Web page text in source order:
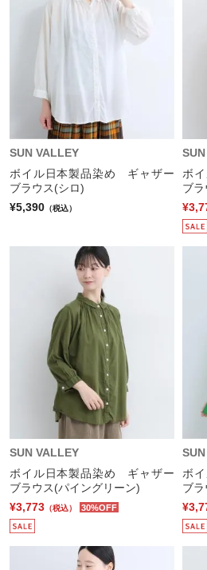
SUN VALLEY
ボイル日本製品染め ギャザー
ブラウス(シロ)
¥5,390 （税込）
ボ
ブ
SUN VALLEY
ボイル日本製品染め ギャザー
ブラウス(パイングリーン)
¥3,773 （税込） 30%OFF
ボ
ブ